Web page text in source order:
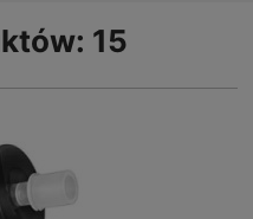
15